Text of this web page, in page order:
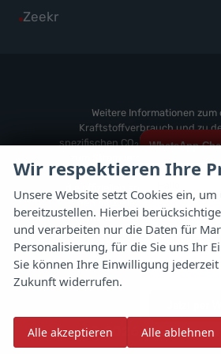
WhatsApp
ich
genannte
über Eure
Viele Grüße
anzeigen
Volvo
Fahrzeuge
Zeekr
Alle
Weitere Informationen zum
Kraftstoffverbrauch und zu
spezifischen CO2-Emissionen
'Leitfaden über den offiziellen
die offiziellen spezifischen CO
-
den offiziellen
entnommen werden, der an allen
und bei der 'Deutschen
GmbH' unentgeltlich
www.dat.de.
© 2026Autoflex 24
Wir respektieren Ihre
Unsere Website setzt Cookies ein,
bereitzustellen. Hierbei
und verarbeiten nur die Daten für
Personalisierung, für die Sie uns Ihr
Sie können Ihre Einwilligung
Zukunft widerrufen.
Alle akzeptieren Alle ablehnen